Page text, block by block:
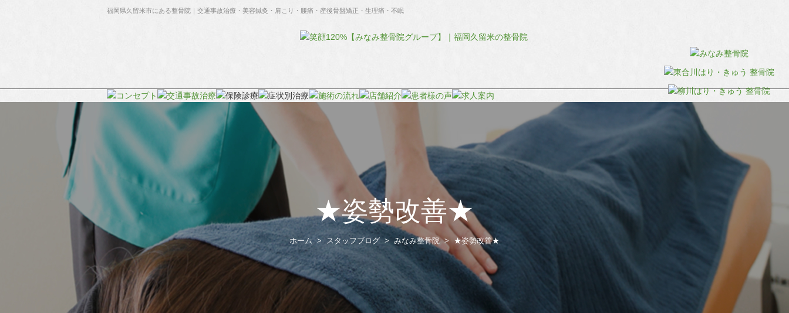
福岡県久留米市にある整骨院｜交通事故治療・美容鍼灸・肩こり・腰痛・産後骨盤矯正・生理痛・不眠
★姿勢改善★
ホーム スタッフブログ みなみ整骨院 ★姿勢改善★